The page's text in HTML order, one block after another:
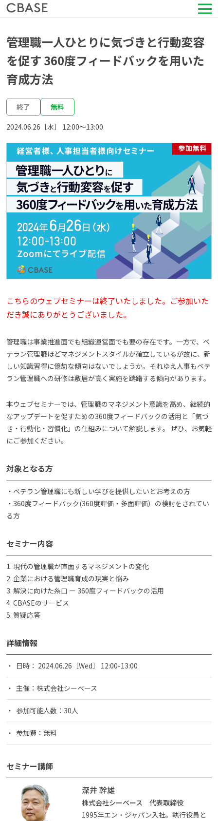
活用シーン
セミナー情報
HRコラム
お知らせ
会社情報
よくある質問
資料請求(無料) お見積もり依頼
管理職一人ひとりに気づきと行動変容
を促す 360度フィードバックを用いた
育成方法
終了 無料
2024.06.26［水］ 12:00〜13:00
こちらのウェブセミナーは終了いたしました。ご参加いた
だき誠にありがとうございました。
管理職は事業推進面でも組織運営面でも要の存在です。一方で、ベ
テラン管理職ほどマネジメントスタイルが確立しているが故に、新
しい知識習得に億劫な傾向はないでしょうか。それゆえ人事もベテ
ラン管理職への研修は敷居が高く実施を躊躇する傾向があります。
本ウェブセミナーでは、管理職のマネジメント意識を高め、継続的
なアップデートを促すための360度フィードバックの活用と「気づ
き・行動化・習慣化」の仕組みについて解説します。 ぜひ、お気軽
にご参加ください。
対象となる方
・ベテラン管理職にも新しい学びを提供したいとお考えの方
・360度フィードバック(360度評価・多面評価）の検討をされてい
る方
セミナー内容
1. 現代の管理職が直面するマネジメントの変化
2. 企業における管理職育成の現実と悩み
3. 解決に向けた糸口 ー 360度フィードバックの活用
4. CBASEのサービス
5. 質疑応答
詳細情報
日時： 2024.06.26［Wed］ 12:00-13:00
主催：株式会社シーベース
参加可能人数：30人
参加費：無料
セミナー講師
深井 幹雄
株式会社シーベース 代表取締役
1995年エン・ジャパン入社。執行役員と